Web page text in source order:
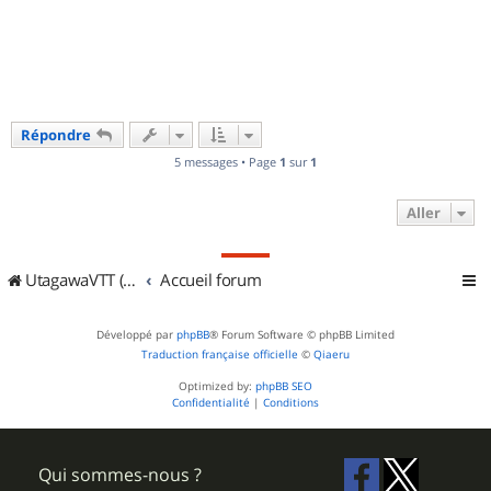
Répondre
5 messages • Page 1 sur 1
Aller
UtagawaVTT (Randos VTT et VTTAE avec traces GPS) Accueil forum
Développé par phpBB® Forum Software © phpBB Limited
Traduction française officielle © Qiaeru
Optimized by: phpBB SEO
Confidentialité | Conditions
Qui sommes-nous ?